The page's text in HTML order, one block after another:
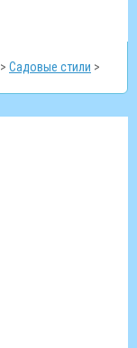
> Садовые стили >